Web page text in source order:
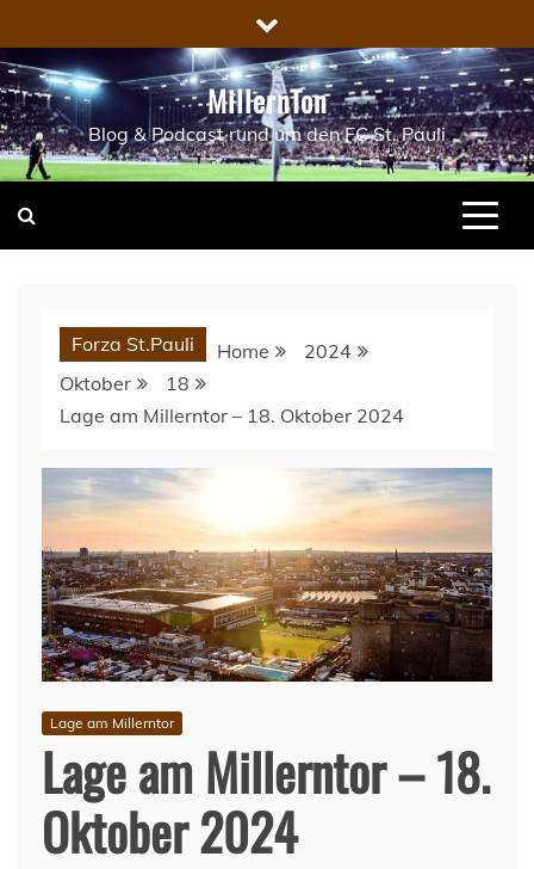
to
content
MillernTon
Blog & Podcast rund um den FC St. Pauli
Forza St.Pauli Home
2024
Oktober
18
Lage am Millerntor – 18. Oktober 2024
Lage am Millerntor
Lage am Millerntor – 18.
Oktober 2024